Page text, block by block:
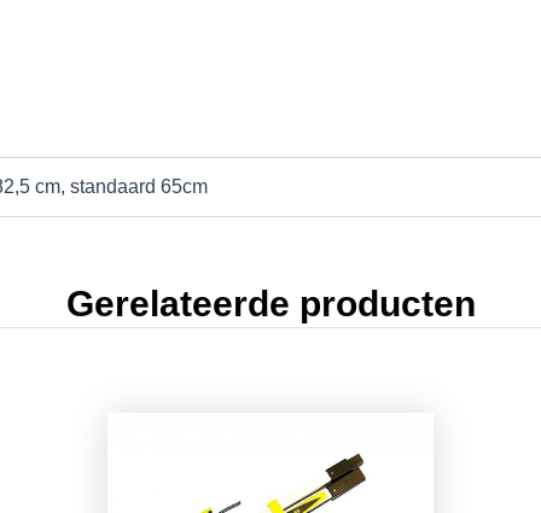
cm, standaard 65cm
Gerelateerde producten